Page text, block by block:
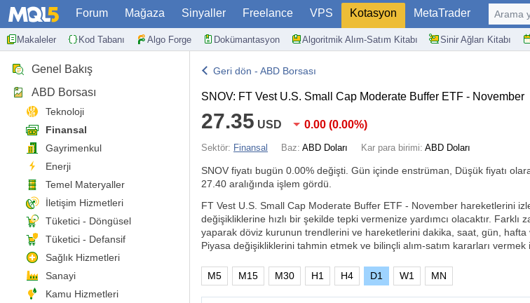
Forum Mağaza Sinyaller Freelance VPS Kotasyon MetaTrader
Makaleler Kod Tabanı Algo Forge Dokümantasyon Algoritmik Alım-Satım Kitabı Sinir Ağları Kitabı
Arama
Genel Bakış
ABD Borsası
Teknoloji
Finansal
Gayrimenkul
Enerji
Temel Materyaller
İletişim Hizmetleri
Tüketici - Döngüsel
Tüketici - Defansif
Sağlık Hizmetleri
Sanayi
Kamu Hizmetleri
Geri dön - ABD Borsası
SNOV: FT Vest U.S. Small Cap Moderate Buffer ETF - November
27.35 USD 0.00 (0.00%)
Sektör: Finansal Baz: ABD Doları Kar para birimi: ABD Doları
SNOV fiyatı bugün 0.00% değişti. Gün içinde enstrüman, Düşük fiyatı
27.40 aralığında işlem gördü.
FT Vest U.S. Small Cap Moderate Buffer ETF - November hareketlerini
değişikliklerine hızlı bir şekilde tepki vermenize yardımcı olacaktır. Farklı
yaparak döviz kurunun trendlerini ve hareketlerini dakika, saat, gün, hafta
Piyasa değişikliklerini tahmin etmek ve bilinçli alım-satım kararları vermek
M5 M15 M30 H1 H4 D1 W1 MN